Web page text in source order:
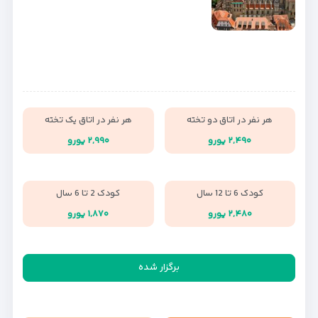
هر نفر در اتاق دو تخته
۲,۴۹۰ یورو
هر نفر در اتاق یک تخته
۲,۹۹۰ یورو
کودک 6 تا 12 سال
۲,۴۸۰ یورو
کودک 2 تا 6 سال
۱,۸۷۰ یورو
برگزار شده